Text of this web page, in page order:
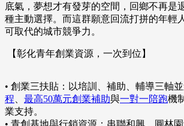
底氣，夢想才有發芽的空間，回鄉不再是
種主動選擇。而這群願意回流打拼的年輕
可取代的城市競爭力。
【彰化青年創業資源，一次到位】
• 創業三扶貼：以培訓、補助、輔導三軸
程、 最高50萬元創業補助與一對一陪跑機
業支持。